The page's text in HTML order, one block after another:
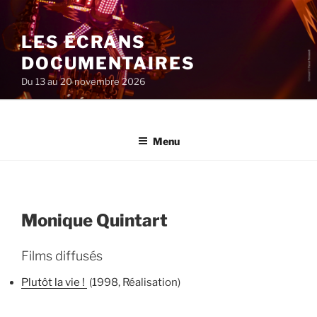
au
contenu
principal
LES ÉCRANS
DOCUMENTAIRES
Du 13 au 20 novembre 2026
Menu
Monique Quintart
Films diffusés
Plutôt la vie ! (1998, Réalisation)